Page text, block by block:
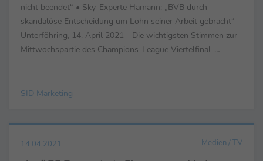
nicht beendet“ • Sky-Experte Hamann: „BVB durch
skandalöse Entscheidung um Lohn seiner Arbeit gebracht“
Unterföhring, 14. April 2021 - Die wichtigsten Stimmen zur
Mittwochspartie des Champions-League Viertelfinal-
SID Marketing
14.04.2021 Medien / TV